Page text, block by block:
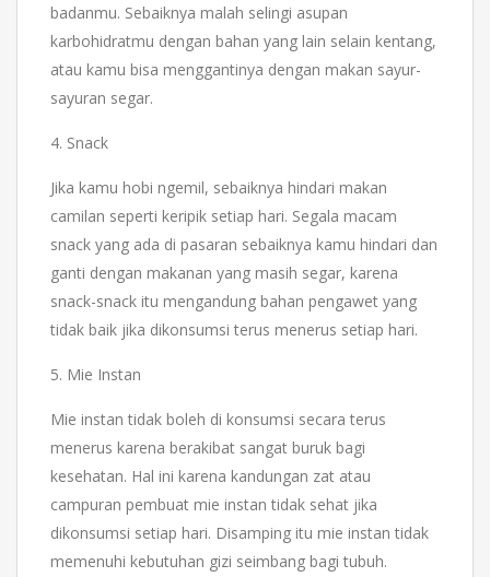
badanmu. Sebaiknya malah selingi asupan
karbohidratmu dengan bahan yang lain selain kentang,
atau kamu bisa menggantinya dengan makan sayur-
sayuran segar.
4. Snack
Jika kamu hobi ngemil, sebaiknya hindari makan
camilan seperti keripik setiap hari. Segala macam
snack yang ada di pasaran sebaiknya kamu hindari dan
ganti dengan makanan yang masih segar, karena
snack-snack itu mengandung bahan pengawet yang
tidak baik jika dikonsumsi terus menerus setiap hari.
5. Mie Instan
Mie instan tidak boleh di konsumsi secara terus
menerus karena berakibat sangat buruk bagi
kesehatan. Hal ini karena kandungan zat atau
campuran pembuat mie instan tidak sehat jika
dikonsumsi setiap hari. Disamping itu mie instan tidak
memenuhi kebutuhan gizi seimbang bagi tubuh.